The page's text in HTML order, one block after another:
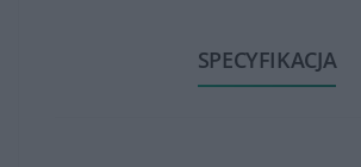
SPECYFIKACJA